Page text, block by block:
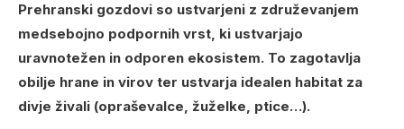
Prehranski gozdovi so ustvarjeni z združevanjem
medsebojno podpornih vrst, ki ustvarjajo
uravnotežen in odporen ekosistem. To zagotavlja
obilje hrane in virov ter ustvarja idealen habitat za
divje živali (opraševalce, žuželke, ptice…).